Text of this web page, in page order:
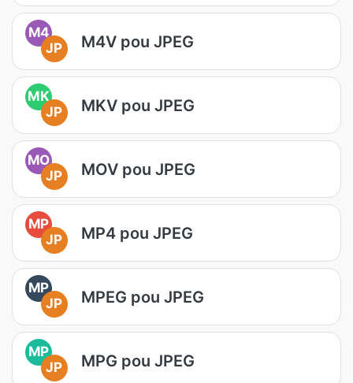
M4
JP
M4V pou JPEG
MK
JP
MKV pou JPEG
MO
JP
MOV pou JPEG
MP
JP
MP4 pou JPEG
MP
JP
MPEG pou JPEG
MP
JP
MPG pou JPEG